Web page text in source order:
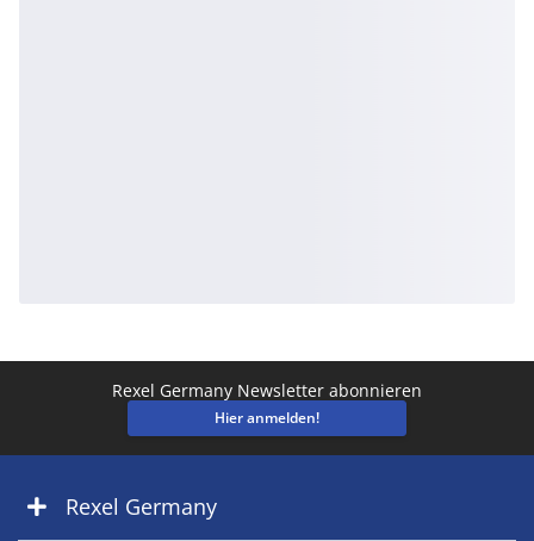
Rexel Germany Newsletter abonnieren
Hier anmelden!
Rexel Germany